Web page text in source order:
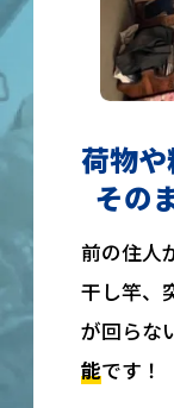
荷物や
その
前の住人
干し竿、
が回らな
能です！